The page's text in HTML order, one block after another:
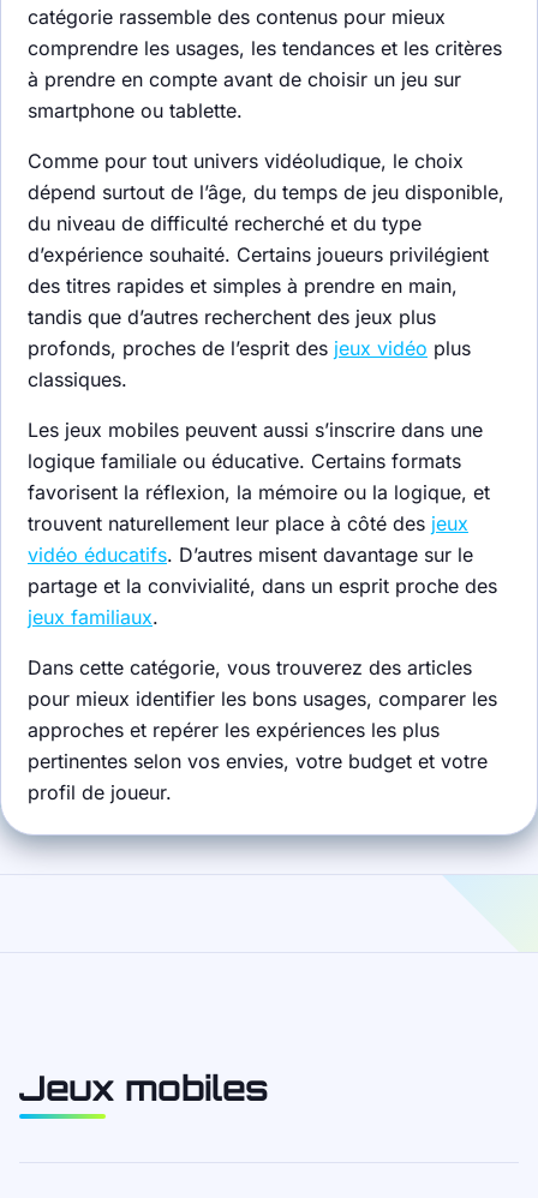
catégorie rassemble des contenus pour mieux
comprendre les usages, les tendances et les critères
à prendre en compte avant de choisir un jeu sur
smartphone ou tablette.
Comme pour tout univers vidéoludique, le choix
dépend surtout de l’âge, du temps de jeu disponible,
du niveau de difficulté recherché et du type
d’expérience souhaité. Certains joueurs privilégient
des titres rapides et simples à prendre en main,
tandis que d’autres recherchent des jeux plus
profonds, proches de l’esprit des jeux vidéo plus
classiques.
Les jeux mobiles peuvent aussi s’inscrire dans une
logique familiale ou éducative. Certains formats
favorisent la réflexion, la mémoire ou la logique, et
trouvent naturellement leur place à côté des jeux
vidéo éducatifs. D’autres misent davantage sur le
partage et la convivialité, dans un esprit proche des
jeux familiaux.
Dans cette catégorie, vous trouverez des articles
pour mieux identifier les bons usages, comparer les
approches et repérer les expériences les plus
pertinentes selon vos envies, votre budget et votre
profil de joueur.
Jeux mobiles